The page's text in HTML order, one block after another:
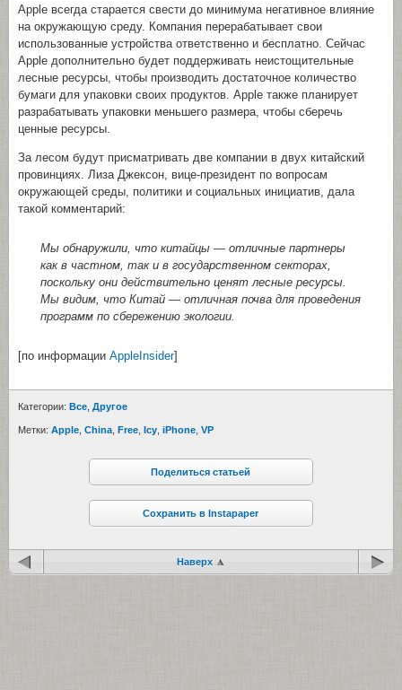
Apple всегда старается свести до минимума негативное влияние
на окружающую среду. Компания перерабатывает свои
использованные устройства ответственно и бесплатно. Сейчас
Apple дополнительно будет поддерживать неистощительные
лесные ресурсы, чтобы производить достаточное количество
бумаги для упаковки своих продуктов. Apple также планирует
разрабатывать упаковки меньшего размера, чтобы сберечь
ценные ресурсы.
За лесом будут присматривать две компании в двух китайский
провинциях. Лиза Джексон, вице-президент по вопросам
окружающей среды, политики и социальных инициатив, дала
такой комментарий:
Мы обнаружили, что китайцы — отличные партнеры
как в частном, так и в государственном секторах,
поскольку они действительно ценят лесные ресурсы.
Мы видим, что Китай — отличная почва для проведения
программ по сбережению экологии.
[по информации AppleInsider]
Категории: Все Другое
Метки: Apple China Free Icy iPhone VP
Поделиться статьей
Сохранить в Instapaper
Наверх